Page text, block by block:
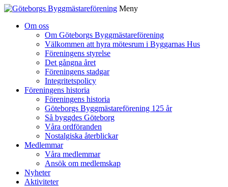
Meny
Om oss
Om Göteborgs Byggmästareförening
Välkommen att hyra mötesrum i Byggarnas Hus
Föreningens styrelse
Det gångna året
Föreningens stadgar
Integritetspolicy
Föreningens historia
Föreningens historia
Göteborgs Byggmästareförening 125 år
Så byggdes Göteborg
Våra ordföranden
Nostalgiska återblickar
Medlemmar
Våra medlemmar
Ansök om medlemskap
Nyheter
Aktiviteter